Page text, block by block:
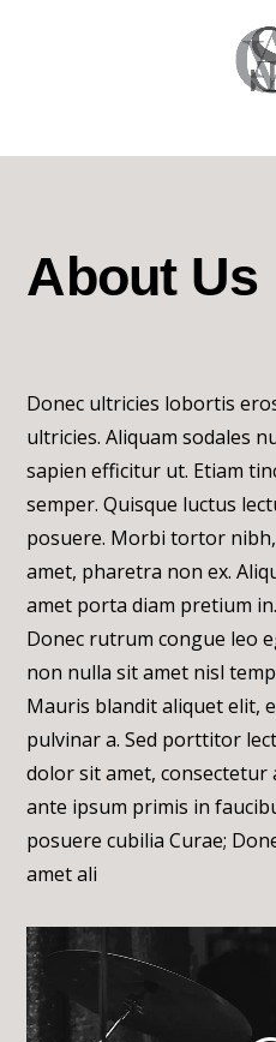
About Us
Donec ultricies lobortis
ultricies. Aliquam sodales
sapien efficitur ut. Etiam
semper. Quisque luctus
posuere. Morbi tortor
amet, pharetra non ex.
amet porta diam pretium
Donec rutrum congue leo
non nulla sit amet nisl
Mauris blandit aliquet elit,
pulvinar a. Sed porttitor
dolor sit amet, consectetur
ante ipsum primis in
posuere cubilia Curae;
amet ali